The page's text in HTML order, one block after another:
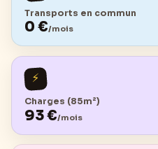
Transports en commun
0 €/mois
⚡
Charges (85m²)
93€/mois